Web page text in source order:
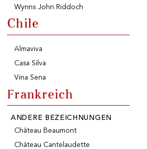
100% SOFORT LIEFERBARE
Wynns John Riddoch
Chile
Almaviva
Casa Silva
Vina Sena
Frankreich
ANDERE BEZEICHNUNGEN
Château Beaumont
Château Cantelaudette